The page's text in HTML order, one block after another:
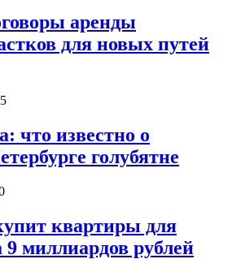
аренды
для новых путей
что известно о
голубятне
квартиры для
9 миллиардов рублей